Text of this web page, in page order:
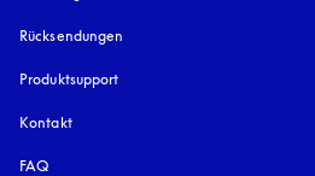
Rücksendungen
Produktsupport
Kontakt
FAQ